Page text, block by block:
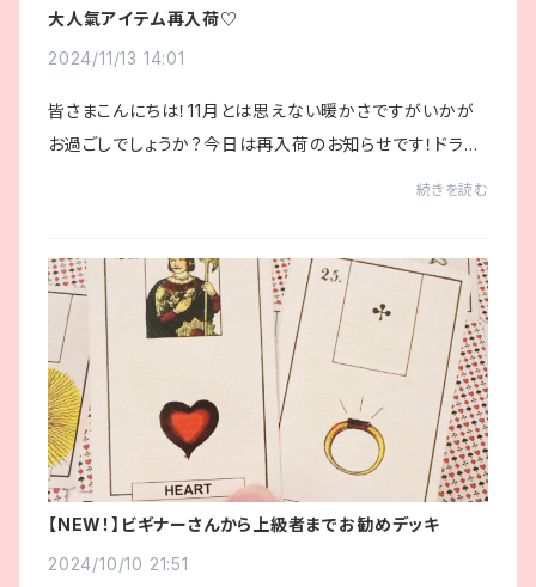
大人氣アイテム再入荷♡
2024/11/13 14:01
皆さまこんにちは！11月とは思えない暖かさですがいかが
お過ごしでしょうか？今日は再入荷のお知らせです！ドラゴ
続きを読む
【NEW！】ビギナーさんから上級者までお勧めデッキ
2024/10/10 21:51